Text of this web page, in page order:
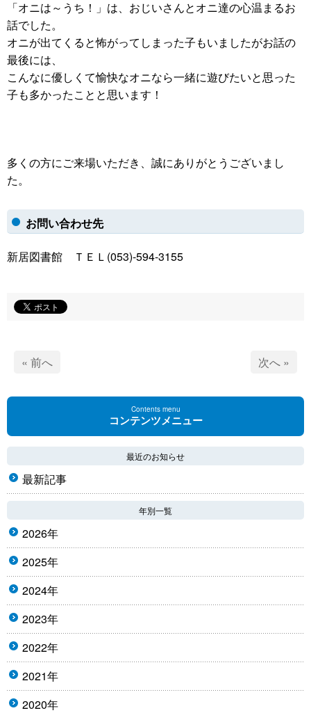
「オニは～うち！」は、おじいさんとオニ達の心温まるお
話でした。
オニが出てくると怖がってしまった子もいましたがお話の
最後には、
こんなに優しくて愉快なオニなら一緒に遊びたいと思った
子も多かったことと思います！
多くの方にご来場いただき、誠にありがとうございまし
た。
お問い合わせ先
新居図書館 ＴＥＬ(053)-594-3155
« 前へ 次へ »
Contents menu
コンテンツメニュー
最近のお知らせ
最新記事
年別一覧
2026年
2025年
2024年
2023年
2022年
2021年
2020年